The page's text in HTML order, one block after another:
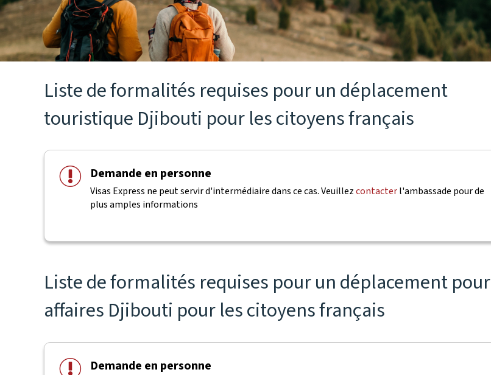
Liste de formalités requises pour un déplacement
touristique Djibouti pour les citoyens français
Demande en personne
Visas Express ne peut servir d'intermédiaire dans ce cas. Veuillezcontacterl'ambassade pour de
plus amples informations
Liste de formalités requises pour un déplacement pour
affaires Djibouti pour les citoyens français
Demande en personne